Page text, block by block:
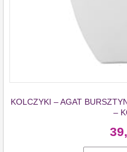
KOLCZYKI – AGAT
–